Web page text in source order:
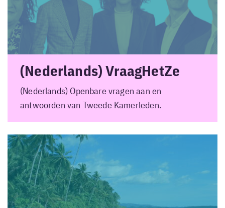
(Nederlands) VraagHetZe
(Nederlands) Openbare vragen aan en
antwoorden van Tweede Kamerleden.